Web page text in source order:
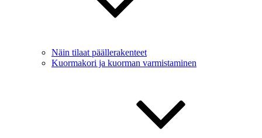
Näin tilaat päällerakenteet
Kuormakori ja kuorman varmistaminen